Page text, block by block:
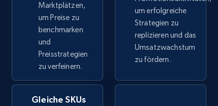
TikTok Shop - Collect TikTok shop products
by keywords search
URL, Title, Available, Description, Currency, Initial
price, Final price, Discount percent, and more.
5.4K+ 668+ Jetzt anfangen
Marktplätzen,
um Preise zu
benchmarken
und
Preisstrategien
zu verfeinern.
um erfolgreiche
Strategien zu
replizieren und das
Umsatzwachstum
zu fördern.
Gleiche SKUs